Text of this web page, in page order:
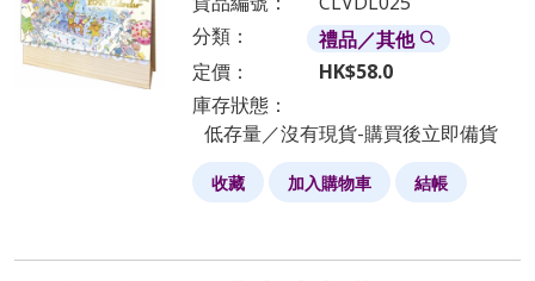
分類：
禮品／其他
定價：
HK$58.0
庫存狀態：
低存量／沒有現貨-購買後立即備貨
收藏 加入購物車 結帳